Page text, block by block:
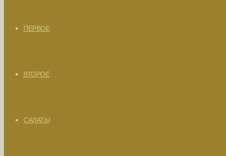
ПЕРВОЕ
ВТОРОЕ
САЛАТЫ